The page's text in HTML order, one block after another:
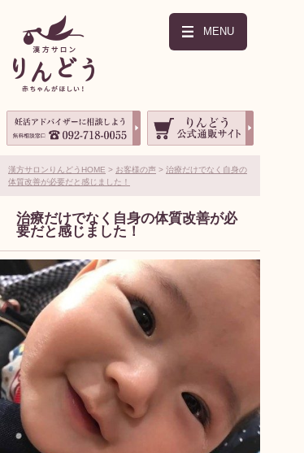
MENU
漢方サロンりんどうHOME お客様の声
治療だけでなく自身の
体質改善が必要だと感じました！
治療だけでなく自身の体質改善が必
要だと感じました！